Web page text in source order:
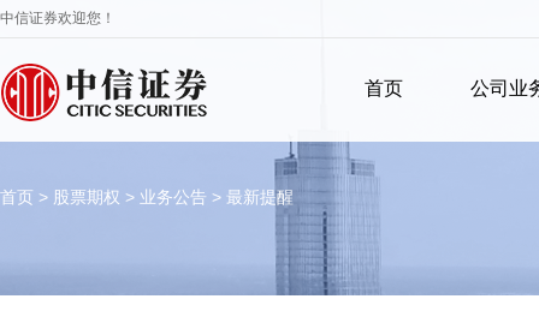
中信证券欢迎您！
首页 公司业
首页 > 股票期权 > 业务公告 > 最新提醒